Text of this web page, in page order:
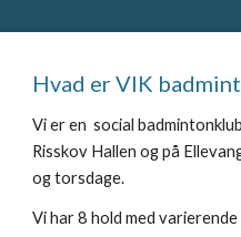
Hvad er VIK
Vi er en social
Risskov Hallen og på
og torsdage.
Vi har 8 hold med